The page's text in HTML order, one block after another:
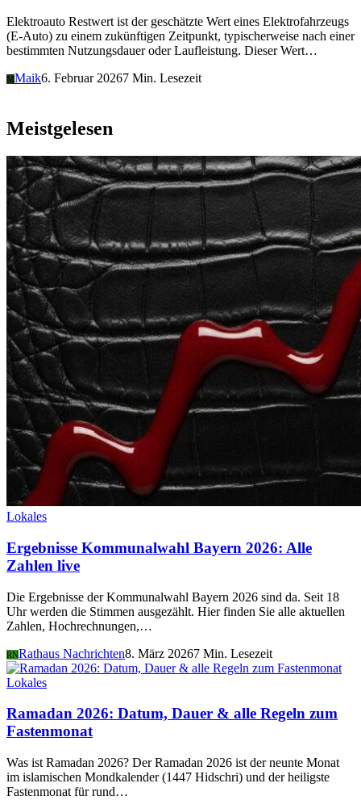
Elektroauto Restwert ist der geschätzte Wert eines Elektrofahrzeugs
(E-Auto) zu einem zukünftigen Zeitpunkt, typischerweise nach einer
bestimmten Nutzungsdauer oder Laufleistung. Dieser Wert…
M Maik6. Februar 20267 Min. Lesezeit
Meistgelesen
Lokales
Ergebnisse Kommunalwahl Bayern 2026: Alle
Zahlen live
Die Ergebnisse der Kommunalwahl Bayern 2026 sind da. Seit 18
Uhr werden die Stimmen ausgezählt. Hier finden Sie alle aktuellen
Zahlen, Hochrechnungen,…
RNRathaus Nachrichten8. März 20267 Min. Lesezeit
Lokales
Ramadan 2026: Datum, Dauer & alle Regeln zum
Fastenmonat
Was ist Ramadan 2026? Der Ramadan 2026 ist der neunte Monat
im islamischen Mondkalender (1447 Hidschri) und der heiligste
Fastenmonat für rund…